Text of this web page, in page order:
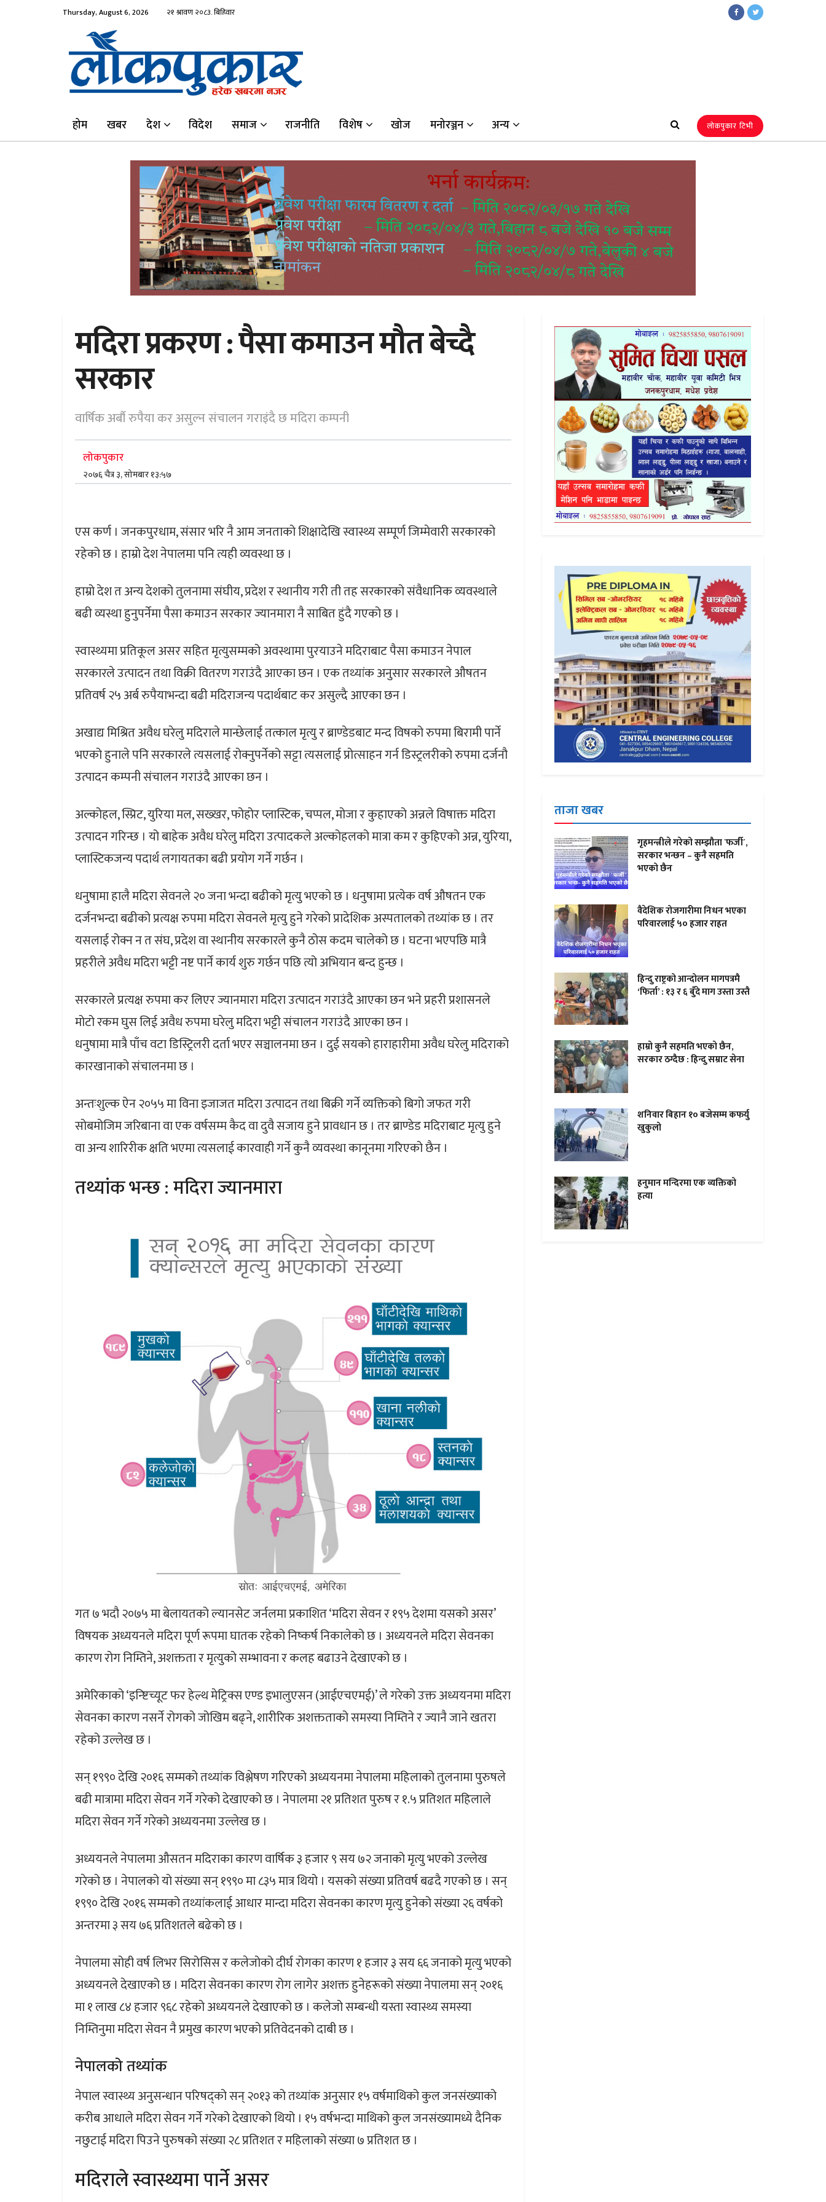
Thursday, August 6, 2026
होम खबर देश विदेश समाज राजनीति विशेष खोज मनोरञ्जन अन्य लोकपुकार टिभी
मदिरा प्रकरण : पैसा कमाउन मौत बेच्दै
सरकार
वार्षिक अर्बौ रुपैया कर असुल्न संचालन गराइंदै छ मदिरा कम्पनी
लोकपुकार
२०७६ चैत्र ३, सोमबार १३:५७
एस कर्ण । जनकपुरधाम, संसार भरि नै आम जनताको शिक्षादेखि स्वास्थ्य सम्पूर्ण जिम्मेवारी सरकारको
रहेको छ । हाम्रो देश नेपालमा पनि त्यही व्यवस्था छ ।
हाम्रो देश त अन्य देशको तुलनामा संघीय, प्रदेश र स्थानीय गरी ती तह सरकारको संवैधानिक व्यवस्थाले
बढी व्यस्था हुनुपर्नेमा पैसा कमाउन सरकार ज्यानमारा नै साबित हुंदै गएको छ ।
स्वास्थ्यमा प्रतिकूल असर सहित मृत्युसम्मको अवस्थामा पुरयाउने मदिराबाट पैसा कमाउन नेपाल
सरकारले उत्पादन तथा विक्री वितरण गराउंदै आएका छन । एक तथ्यांक अनुसार सरकारले औषतन
प्रतिवर्ष २५ अर्ब रुपैयाभन्दा बढी मदिराजन्य पदार्थबाट कर असुल्दै आएका छन ।
अखाद्य मिश्रित अवैध घरेलु मदिराले मान्छेलाई तत्काल मृत्यु र ब्राण्डेडबाट मन्द विषको रुपमा बिरामी पार्ने
भएको हुनाले पनि सरकारले त्यसलाई रोक्नुपर्नेको सट्टा त्यसलाई प्रोत्साहन गर्न डिस्ट्रलरीको रुपमा दर्जनौ
उत्पादन कम्पनी संचालन गराउंदै आएका छन ।
अल्कोहल, स्प्रिट, युरिया मल, सख्खर, फोहोर प्लास्टिक, चप्पल, मोजा र कुहाएको अन्नले विषाक्त मदिरा
उत्पादन गरिन्छ । यो बाहेक अवैध घरेलु मदिरा उत्पादकले अल्कोहलको मात्रा कम र कुहिएको अन्न, युरिया,
प्लास्टिकजन्य पदार्थ लगायतका बढी प्रयोग गर्ने गर्छन ।
धनुषामा हालै मदिरा सेवनले २० जना भन्दा बढीको मृत्यु भएको छ । धनुषामा प्रत्येक वर्ष औषतन एक
दर्जनभन्दा बढीको प्रत्यक्ष रुपमा मदिरा सेवनले मृत्यु हुने गरेको प्रादेशिक अस्पतालको तथ्यांक छ । तर
यसलाई रोक्न न त संघ, प्रदेश वा स्थानीय सरकारले कुनै ठोस कदम चालेको छ । घटना भएपछि मात्रै
प्रहरीले अवैध मदिरा भट्टी नष्ट पार्ने कार्य शुरु गर्छन पछि त्यो अभियान बन्द हुन्छ ।
सरकारले प्रत्यक्ष रुपमा कर लिएर ज्यानमारा मदिरा उत्पादन गराउंदै आएका छन भने प्रहरी प्रशासनले
मोटो रकम घुस लिई अवैध रुपमा घरेलु मदिरा भट्टी संचालन गराउंदै आएका छन ।
धनुषामा मात्रै पाँच वटा डिस्ट्रिलरी दर्ता भएर सञ्चालनमा छन । दुई सयको हाराहारीमा अवैध घरेलु मदिराको
कारखानाको संचालनमा छ ।
अन्तःशुल्क ऐन २०५५ मा विना इजाजत मदिरा उत्पादन तथा बिक्री गर्ने व्यक्तिको बिगो जफत गरी
सोबमोजिम जरिबाना वा एक वर्षसम्म कैद वा दुवै सजाय हुने प्रावधान छ । तर ब्राण्डेड मदिराबाट मृत्यु हुने
वा अन्य शारिरीक क्षति भएमा त्यसलाई कारवाही गर्ने कुनै व्यवस्था कानूनमा गरिएको छैन ।
तथ्यांक भन्छ : मदिरा ज्यानमारा
गत ७ भदौ २०७५ मा बेलायतको ल्यानसेट जर्नलमा प्रकाशित ‘मदिरा सेवन र १९५ देशमा यसको असर’
विषयक अध्ययनले मदिरा पूर्ण रूपमा घातक रहेको निष्कर्ष निकालेको छ । अध्ययनले मदिरा सेवनका
कारण रोग निम्तिने, अशक्तता र मृत्युको सम्भावना र कलह बढाउने देखाएको छ ।
अमेरिकाको ‘इन्ष्टिच्यूट फर हेल्थ मेट्रिक्स एण्ड इभालुएसन (आईएचएमई)’ ले गरेको उक्त अध्ययनमा मदिरा
सेवनका कारण नसर्ने रोगको जोखिम बढ्ने, शारीरिक अशक्तताको समस्या निम्तिने र ज्यानै जाने खतरा
रहेको उल्लेख छ ।
सन् १९९० देखि २०१६ सम्मको तथ्यांक विश्लेषण गरिएको अध्ययनमा नेपालमा महिलाको तुलनामा पुरुषले
बढी मात्रामा मदिरा सेवन गर्ने गरेको देखाएको छ । नेपालमा २१ प्रतिशत पुरुष र १.५ प्रतिशत महिलाले
मदिरा सेवन गर्ने गरेको अध्ययनमा उल्लेख छ ।
अध्ययनले नेपालमा औसतन मदिराका कारण वार्षिक ३ हजार ९ सय ७२ जनाको मृत्यु भएको उल्लेख
गरेको छ । नेपालको यो संख्या सन् १९९० मा ८३५ मात्र थियो । यसको संख्या प्रतिवर्ष बढदै गएको छ । सन्
१९९० देखि २०१६ सम्मको तथ्यांकलाई आधार मान्दा मदिरा सेवनका कारण मृत्यु हुनेको संख्या २६ वर्षको
अन्तरमा ३ सय ७६ प्रतिशतले बढेको छ ।
नेपालमा सोही वर्ष लिभर सिरोसिस र कलेजोको दीर्घ रोगका कारण १ हजार ३ सय ६६ जनाको मृत्यु भएको
अध्ययनले देखाएको छ । मदिरा सेवनका कारण रोग लागेर अशक्त हुनेहरूको संख्या नेपालमा सन् २०१६
मा १ लाख ८४ हजार ९६८ रहेको अध्ययनले देखाएको छ । कलेजो सम्बन्धी यस्ता स्वास्थ्य समस्या
निम्तिनुमा मदिरा सेवन नै प्रमुख कारण भएको प्रतिवेदनको दाबी छ ।
नेपालको तथ्यांक
नेपाल स्वास्थ्य अनुसन्धान परिषद्को सन् २०१३ को तथ्यांक अनुसार १५ वर्षमाथिको कुल जनसंख्याको
करीब आधाले मदिरा सेवन गर्ने गरेको देखाएको थियो । १५ वर्षभन्दा माथिको कुल जनसंख्यामध्ये दैनिक
नछुटाई मदिरा पिउने पुरुषको संख्या २८ प्रतिशत र महिलाको संख्या ७ प्रतिशत छ ।
मदिराले स्वास्थ्यमा पार्ने असर
ताजा खबर
गृहमन्त्रीले गरेको सम्झौता `फर्जी´,
सरकार भन्छन – कुनै सहमति
भएको छैन
वैदेशिक रोजगारीमा निधन भएका
परिवारलाई ५० हजार राहत
हिन्दु राष्ट्रको आन्दोलन मागपत्रमै
‘फिर्ता’ : १३ र ६ बुँदे माग उस्ता उस्तै
हाम्राे कुनै सहमति भएकाे छैन,
सरकार ठग्दैछ : हिन्दु सम्राट सेना
शनिवार बिहान १० बजेसम्म कफर्यु
खुकुलाे
हनुमान मन्दिरमा एक व्यक्तिकाे
हत्या